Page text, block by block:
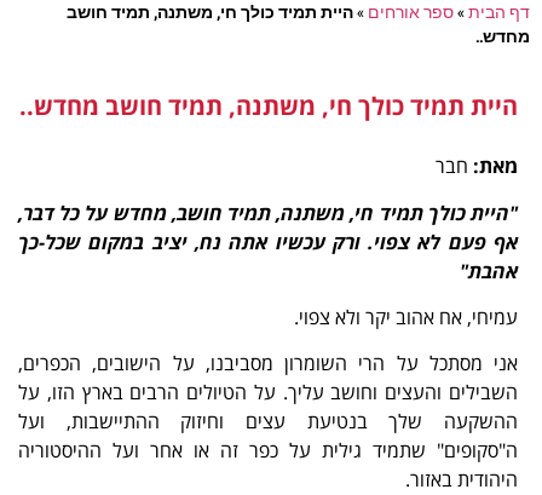
דף הבית»ספר אורחים »היית תמיד כולך חי, משתנה, תמיד חושב
מחדש..
היית תמיד כולך חי, משתנה, תמיד חושב מחדש..
מאת: חבר
"היית כולך תמיד חי, משתנה, תמיד חושב, מחדש על כל דבר,
אף פעם לא צפוי. ורק עכשיו אתה נח, יציב במקום שכל-כך
אהבת"
עמיחי, אח אהוב יקר ולא צפוי.
אני מסתכל על הרי השומרון מסביבנו, על הישובים, הכפרים,
השבילים והעצים וחושב עליך. על הטיולים הרבים בארץ הזו, על
ההשקעה שלך בנטיעת עצים וחיזוק ההתיישבות, ועל
ה"סקופים" שתמיד גילית על כפר זה או אחר ועל ההיסטוריה
היהודית באזור.